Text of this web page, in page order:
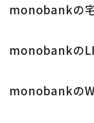
monobankの
monobankの
monobankの